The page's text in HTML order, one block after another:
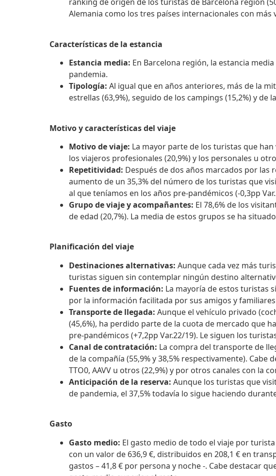
Alemania como los tres países internacionales con más
Características de la estancia
Estancia media: En Barcelona región, la estancia
pandemia.
Tipología: Al igual que en años anteriores, más de la
estrellas (63,9%), seguido de los campings (15,2%) y de
Motivo y características del viaje
Motivo de viaje: La mayor parte de los turistas que
los viajeros profesionales (20,9%) y los personales u
Repetitividad: Después de dos años marcados por las
aumento de un 35,3% del número de los turistas que
al que teníamos en los años pre-pandémicos (-0,3pp
Grupo de viaje y acompañantes: El 78,6% de los
de edad (20,7%). La media de estos grupos se ha
Planificación del viaje
Destinaciones alternativas: Aunque cada vez más
turistas siguen sin contemplar ningún destino
Fuentes de información: La mayoría de estos turistas
por la información facilitada por sus amigos y familiares
Transporte de llegada: Aunque el vehículo privado
(45,6%), ha perdido parte de la cuota de mercado que
pre-pandémicos (+7,2pp Var.22/19). Le siguen los
Canal de contratación: La compra del transporte de
de la compañía (55,9% y 38,5% respectivamente).
TTO0, AAVV u otros (22,9%) y por otros canales con la
Anticipación de la reserva: Aunque los turistas que
de pandemia, el 37,5% todavía lo sigue haciendo
Gasto
Gasto medio: El gasto medio de todo el viaje por
con un valor de 636,9 €, distribuidos en 208,1 € en
gastos – 41,8 € por persona y noche -. Cabe destacar